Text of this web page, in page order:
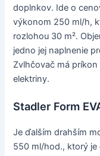
doplnkov. Ide o
výkonom 250 ml/h,
rozlohou 30 m².
jedno jej naplnenie
Zvlhčovač má
elektriny.
Stadler Form
Je ďalším drahším
550 ml/hod., ktorý